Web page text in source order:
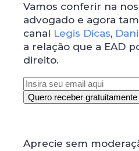
Vamos conferir na
advogado e agora
canal Legis Dicas,
a relação que a EAD
direito.
Aprecie sem